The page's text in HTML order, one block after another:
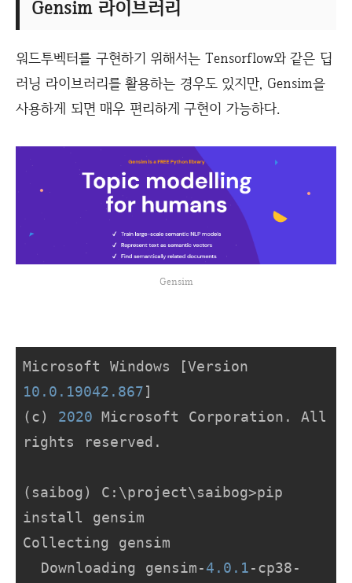
Gensim 라이브러리
워드투벡터를 구현하기 위해서는 Tensorflow와 같은 딥
러닝 라이브러리를 활용하는 경우도 있지만, Gensim을
사용하게 되면 매우 편리하게 구현이 가능하다.
Gensim
10.0 .19042 .867]
(c) 2020 Microsoft Corporation. All
rights reserved.
(saibog) C:\project\saibog>pip
install gensim
Collecting gensim
  Downloading gensim-
4.0 .1-cp38-